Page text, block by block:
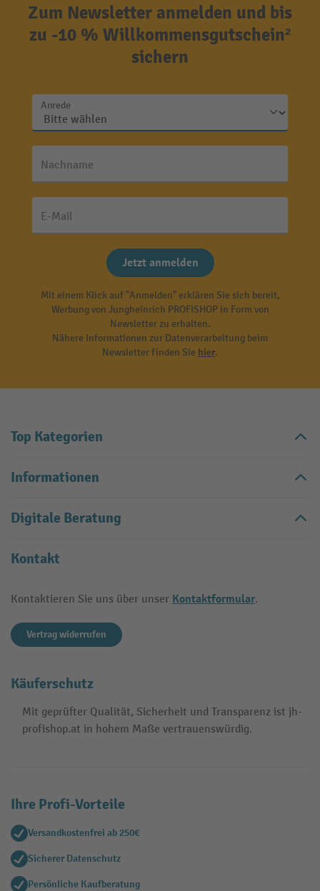
Zum Newsletter anmelden und bis
zu -10 % Willkommensgutschein²
sichern
Anrede
Nachname
E-Mail
Jetzt anmelden
Mit einem Klick auf "Anmelden" erklären Sie sich bereit,
Werbung von Jungheinrich PROFISHOP in Form von
Newsletter zu erhalten.
Nähere Informationen zur Datenverarbeitung beim
Newsletter finden Sie hier.
Top Kategorien
Informationen
Digitale Beratung
Kontakt
Kontaktieren Sie uns über unser Kontaktformular.
Vertrag widerrufen
Käuferschutz
Mit geprüfter Qualität, Sicherheit und Transparenz ist jh-
profishop.at in hohem Maße vertrauenswürdig.
Ihre Profi-Vorteile
Versandkostenfrei ab 250€
Sicherer Datenschutz
Persönliche Kaufberatung